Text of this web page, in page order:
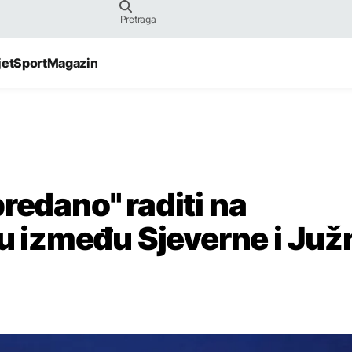
SportMagazin
raditi na
između Sjeverne i